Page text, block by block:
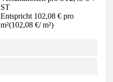
ST
Entspricht 102,08 € pro
m²(102,08 €/ m²)